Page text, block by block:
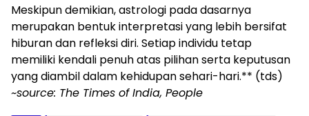
Meskipun demikian, astrologi pada dasarnya
merupakan bentuk interpretasi yang lebih bersifat
hiburan dan refleksi diri. Setiap individu tetap
memiliki kendali penuh atas pilihan serta keputusan
yang diambil dalam kehidupan sehari-hari.** (tds)
~source: The Times of India, People